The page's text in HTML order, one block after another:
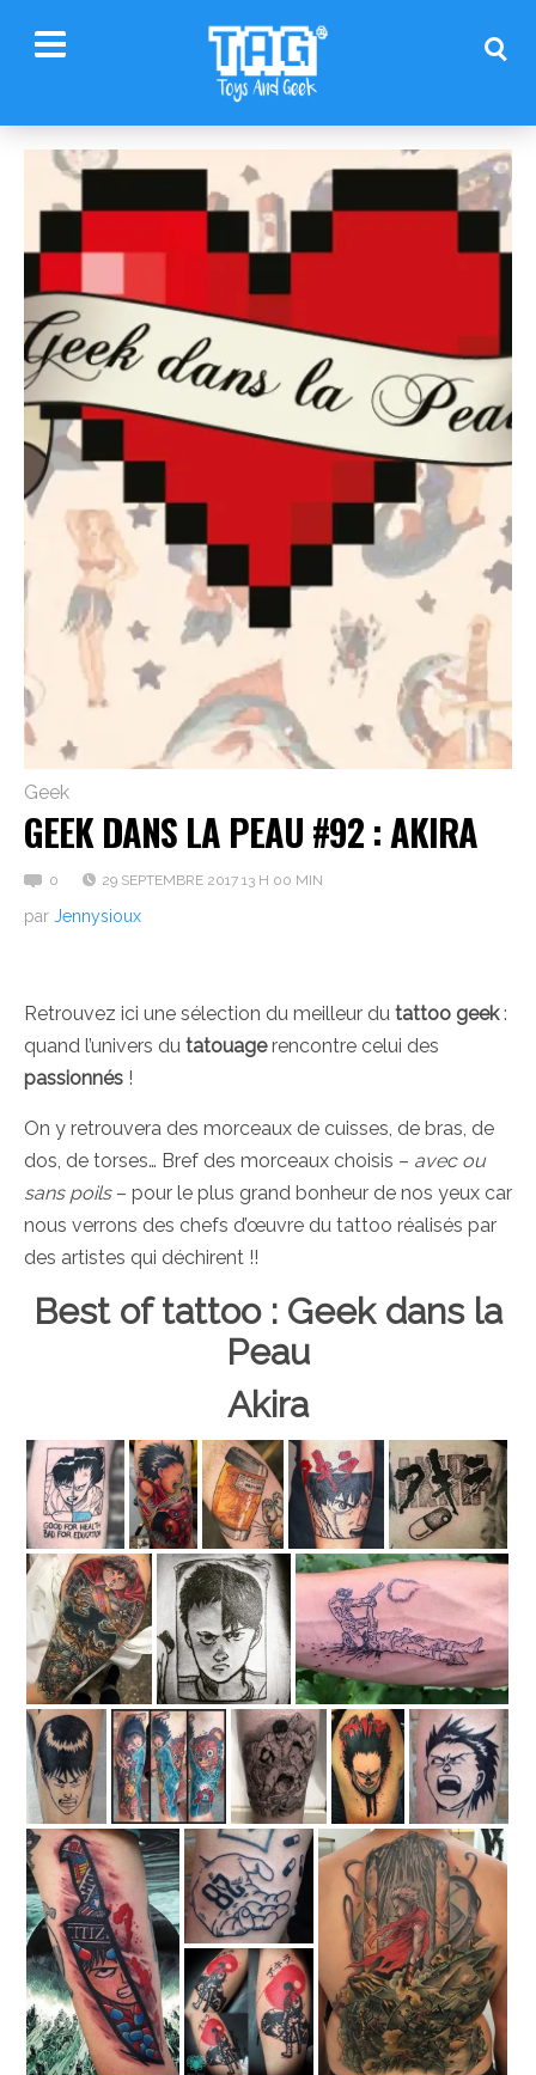
Geek
GEEK DANS LA PEAU #92 : AKIRA
0 29 SEPTEMBRE 2017 13 H 00 MIN
par Jennysioux
Retrouvez ici une sélection du meilleur du tattoo geek:
quand l’univers du tatouagerencontre celui des
passionnés !
On y retrouvera des morceaux de cuisses, de bras, de
dos, de torses… Bref des morceaux choisis – avec ou
sans poils– pour le plus grand bonheur de nos yeux car
nous verrons des chefs d’œuvre du tattoo réalisés par
des artistes qui déchirent !!
Best of tattoo : Geek dans la
Peau
Akira